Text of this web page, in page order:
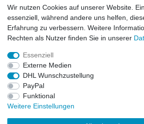
Impressum Daten­schutz­erklärung
© Copyright 2026 | Alle Rechte
Handelsgesellschaft mbH.
Alle Markennamen, Warenzeichen sowie
Produktbilder und Beschreibungen sind
rechtmäßigen Eigentümer und dienen
Wir nutzen Cookies auf unserer Website.
essenziell, während andere uns helfen,
Erfahrung zu verbessern. Weitere
Rechten als Nutzer finden Sie in unserer
Essenziell
Externe Medien
DHL Wunschzustellung
PayPal
Funktional
Weitere Einstellungen